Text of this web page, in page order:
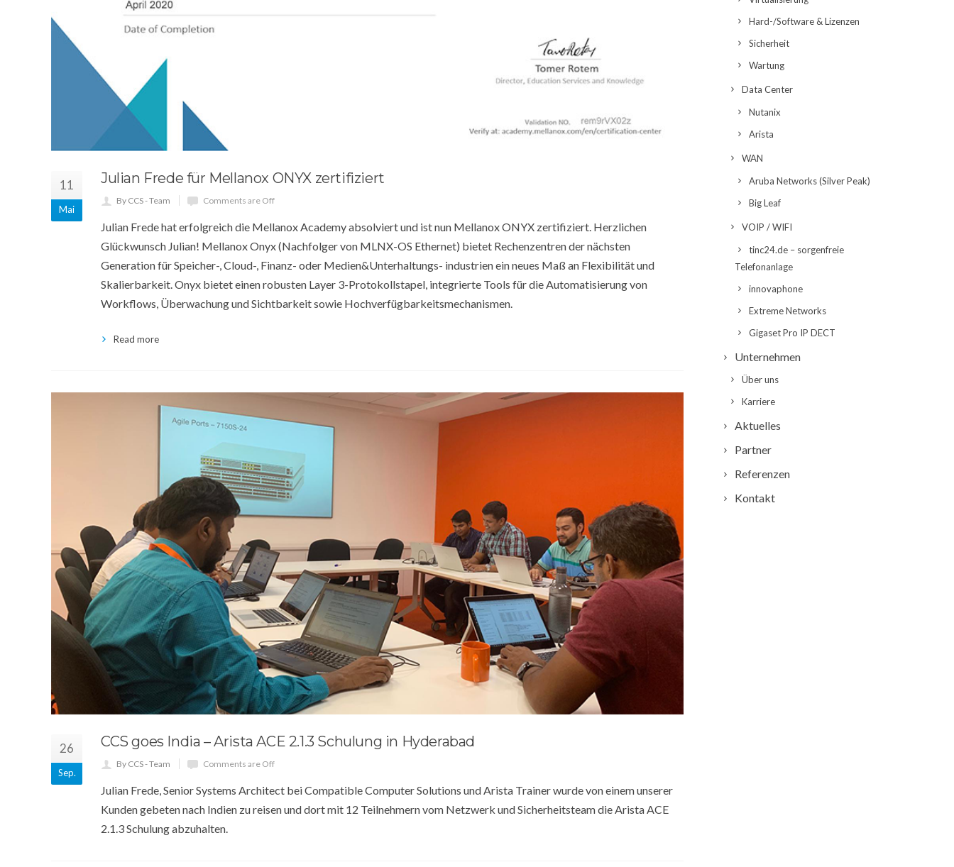
11
Mai
Julian Frede für Mellanox ONYX zertifiziert
By CCS - Team Comments are Off
Julian Frede hat erfolgreich die Mellanox Academy absolviert und ist nun Mellanox ONYX zertifiziert. Herzlichen
Glückwunsch Julian! Mellanox Onyx (Nachfolger von MLNX-OS Ethernet) bietet Rechenzentren der nächsten
Generation für Speicher-, Cloud-, Finanz- oder Medien&Unterhaltungs- industrien ein neues Maß an Flexibilität und
Skalierbarkeit. Onyx bietet einen robusten Layer 3-Protokollstapel, integrierte Tools für die Automatisierung von
Workflows, Überwachung und Sichtbarkeit sowie Hochverfügbarkeitsmechanismen.
Read more
26
Sep.
CCS goes India – Arista ACE 2.1.3 Schulung in Hyderabad
By CCS - Team Comments are Off
Julian Frede, Senior Systems Architect bei Compatible Computer Solutions und Arista Trainer wurde von einem unserer
Kunden gebeten nach Indien zu reisen und dort mit 12 Teilnehmern vom Netzwerk und Sicherheitsteam die Arista ACE
2.1.3 Schulung abzuhalten.
Hard-/Software & Lizenzen
Sicherheit
Wartung
Data Center
Nutanix
Arista
WAN
Aruba Networks (Silver Peak)
Big Leaf
VOIP / WIFI
tinc24.de – sorgenfreie
Telefonanlage
innovaphone
Extreme Networks
Gigaset Pro IP DECT
Unternehmen
Über uns
Karriere
Aktuelles
Partner
Referenzen
Kontakt